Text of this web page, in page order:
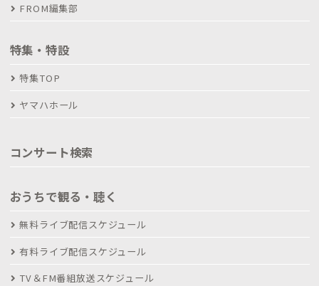
FROM編集部
特集・特設
特集TOP
ヤマハホール
コンサート検索
おうちで観る・聴く
無料ライブ配信スケジュール
有料ライブ配信スケジュール
TV＆FM番組放送スケジュール